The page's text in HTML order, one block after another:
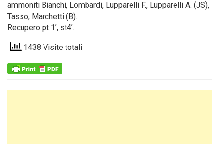
ammoniti Bianchi, Lombardi, Lupparelli F., Lupparelli A. (JS),
Tasso, Marchetti (B).
Recupero pt 1’, st4’.
1438 Visite totali